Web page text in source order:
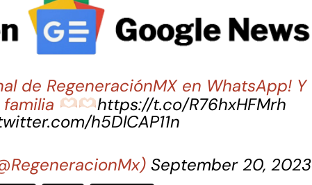
de RegeneraciónMX en WhatsApp! Y
https://t.co/R76hxHFMrh
h5DlCAP11n
September 20, 2023